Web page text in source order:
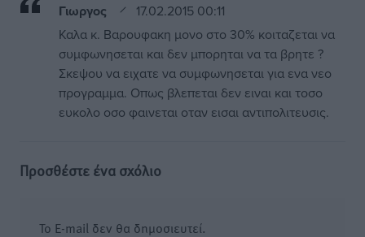
Γιωργος
17.02.2015 00:11
Καλα κ. Βαρουφακη μονο στο 30% κοιταζεται να
συμφωνησεται και δεν μπορηται να τα βρητε ?
Σκεψου να ειχατε να συμφωνησεται για ενα νεο
προγραμμα. Οπως βλεπεται δεν ειναι και τοσο
ευκολο οσο φαινεται οταν εισαι αντιπολιτευσις.
Προσθέστε ένα σχόλιο
Το E-mail δεν θα δημοσιευτεί.